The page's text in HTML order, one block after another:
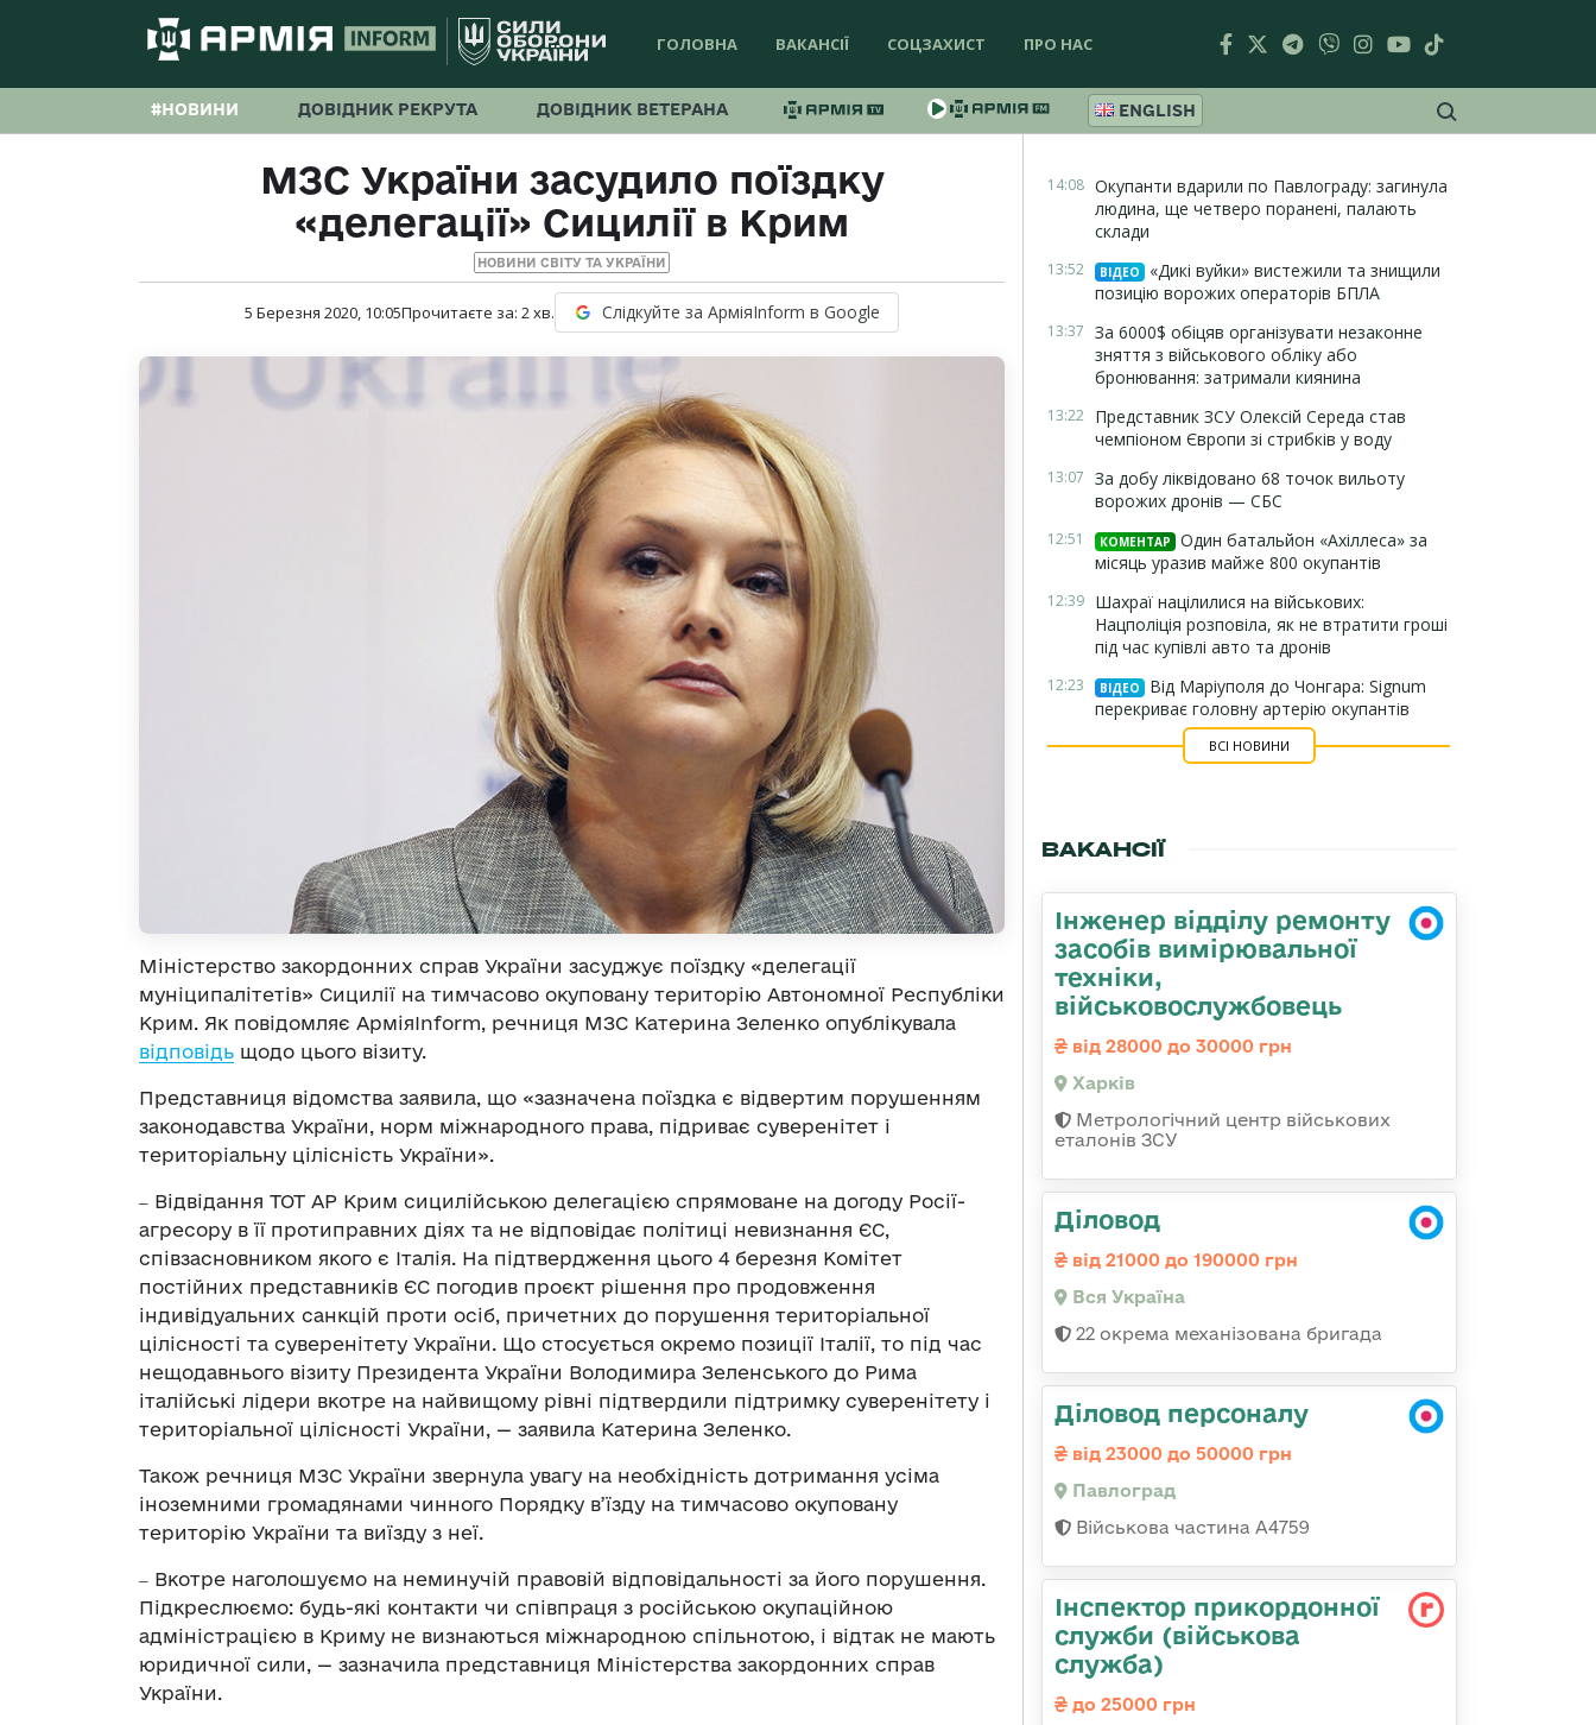
ГОЛОВНА ВАКАНСІЇ СОЦЗАХИСТ ПРО НАС
#НОВИНИ ДОВІДНИК РЕКРУТА ДОВІДНИК ВЕТЕРАНА ENGLISH
МЗС України засудило поїздку
«делегації» Сицилії в Крим
НОВИНИ СВІТУ ТА УКРАЇНИ
5 Березня 2020, 10:05Прочитаєте за: 2хв. Слідкуйте за АрміяInform в Google
Міністерство закордонних справ України засуджує поїздку «делегації
муніципалітетів» Сицилії на тимчасово окуповану територію Автономної Республіки
Крим. Як повідомляє АрміяInform, речниця МЗС Катерина Зеленко опублікувала
відповідь щодо цього візиту.
Представниця відомства заявила, що «зазначена поїздка є відвертим порушенням
законодавства України, норм міжнародного права, підриває суверенітет і
територіальну цілісність України».
‒ Відвідання ТОТ АР Крим сицилійською делегацією спрямоване на догоду Росії-
агресору в її протиправних діях та не відповідає політиці невизнання ЄС,
співзасновником якого є Італія. На підтвердження цього 4 березня Комітет
постійних представників ЄС погодив проєкт рішення про продовження
індивідуальних санкцій проти осіб, причетних до порушення територіальної
цілісності та суверенітету України. Що стосується окремо позиції Італії, то під час
нещодавнього візиту Президента України Володимира Зеленського до Рима
італійські лідери вкотре на найвищому рівні підтвердили підтримку суверенітету і
територіальної цілісності України, — заявила Катерина Зеленко.
Також речниця МЗС України звернула увагу на необхідність дотримання усіма
іноземними громадянами чинного Порядку в’їзду на тимчасово окуповану
територію України та виїзду з неї.
‒ Вкотре наголошуємо на неминучій правовій відповідальності за його порушення.
Підкреслюємо: будь-які контакти чи співпраця з російською окупаційною
адміністрацією в Криму не визнаються міжнародною спільнотою, і відтак не мають
юридичної сили, — зазначила представниця Міністерства закордонних справ
України.
14:08 Окупанти вдарили по Павлограду: загинула
людина, ще четверо поранені, палають
склади
13:52 ВІДЕО
«Дикі вуйки» вистежили та знищили
позицію ворожих операторів БПЛА
13:37 За 6000$ обіцяв організувати незаконне
зняття з військового обліку або
бронювання: затримали киянина
13:22 Представник ЗСУ Олексій Середа став
чемпіоном Європи зі стрибків у воду
13:07 За добу ліквідовано 68 точок вильоту
ворожих дронів — СБС
12:51 КОМЕНТАР
Один батальйон «Ахіллеса» за
місяць уразив майже 800 окупантів
12:39 Шахраї націлилися на військових:
Нацполіція розповіла, як не втратити гроші
під час купівлі авто та дронів
12:23 ВІДЕО
Від Маріуполя до Чонгара: Signum
перекриває головну артерію окупантів
ВСІ НОВИНИ
ВАКАНСІЇ
Інженер відділу ремонту
засобів вимірювальної
техніки,
військовослужбовець
від 28000 до 30000 грн
Харків
Метрологічний центр військових
еталонів ЗСУ
Діловод
від 21000 до 190000 грн
Вся Україна
22 окрема механізована бригада
Діловод персоналу
від 23000 до 50000 грн
Павлоград
Військова частина А4759
Інспектор прикордонної
служби (військова
служба)
до 25000 грн